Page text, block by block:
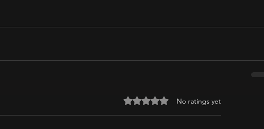
Rated 0 out of 5 stars.
No ratings yet